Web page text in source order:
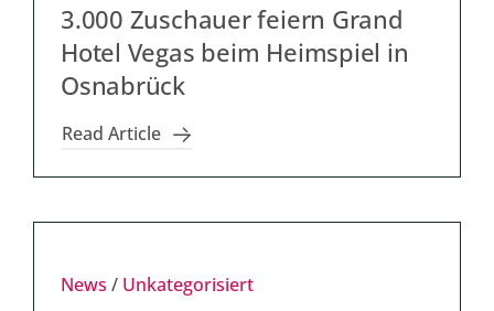
3.000 Zuschauer feiern Grand
Hotel Vegas beim Heimspiel in
Osnabrück
Read Article
News / Unkategorisiert